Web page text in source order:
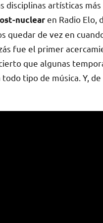
disciplinas artísticas
nuclearen Radio Elo,
quedar de vez en
fue el primer
que algunas
tipo de música. Y, de